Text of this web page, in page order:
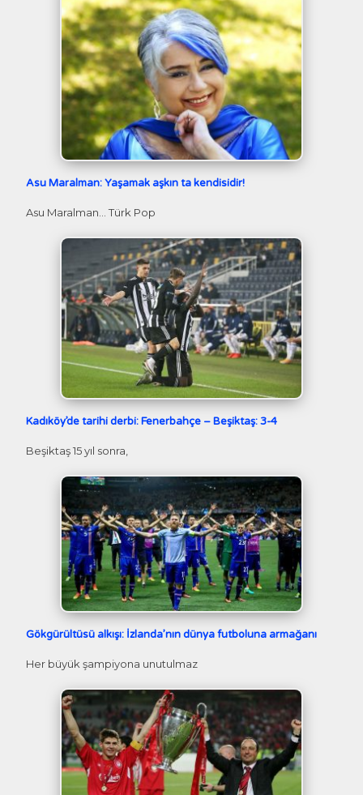
Asu Maralman: Yaşamak aşkın ta kendisidir!
Asu Maralman… Türk Pop
Kadıköy’de tarihi derbi: Fenerbahçe – Beşiktaş: 3-4
Beşiktaş 15 yıl sonra,
Gökgürültüsü alkışı: İzlanda’nın dünya futboluna armağanı
Her büyük şampiyona unutulmaz